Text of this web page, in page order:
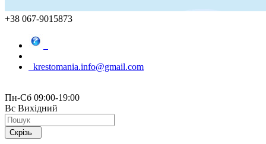
+38 067-9015873
krestomania.info@gmail.com
Пн-Сб 09:00-19:00
Вс Вихідний
Скрізь